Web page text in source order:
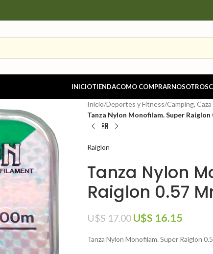
INICIOTIENDACOMO COMPRARNOSOTROS
Inicio/Deportes y Fitness/Camping,
Tanza Nylon Monofilam. Super
Raiglon
Tanza Nylon
Raiglon 0.57
U$S17.00 U$S 16.15
Tanza Nylon Monofilam. Super Raiglon